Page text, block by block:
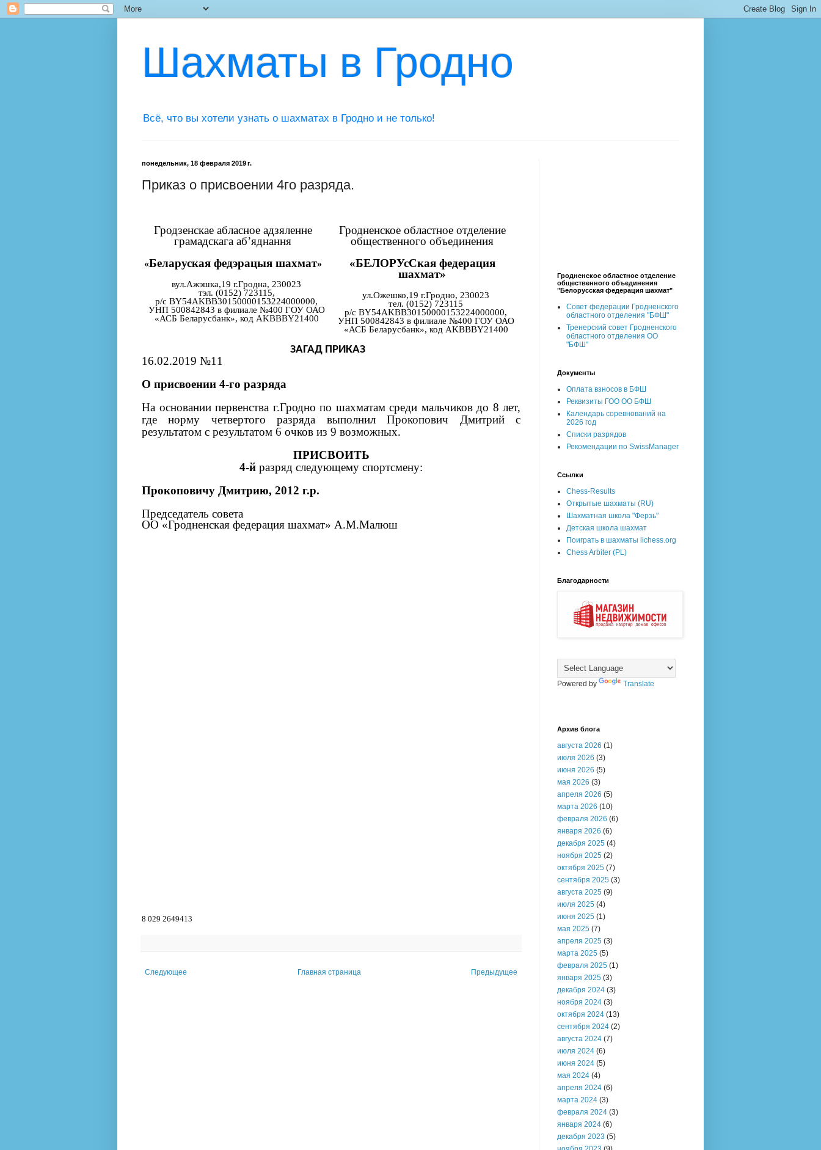
Шахматы в Гродно
Всё, что вы хотели узнать о шахматах в Гродно и не только!
понедельник, 18 февраля 2019 г.
Приказ о присвоении 4го разряда.
Гродзенскае абласное адзяленне
грамадскага аб’яднання
«Беларуская федэрацыя шахмат»
вул.Ажэшка,19 г.Гродна, 230023
тэл. (0152) 723115,
р/с BY54AKBB30150000153224000000,
УНП 500842843 в филиале №400 ГОУ ОАО
«АСБ Беларусбанк», код AKBBBY21400
Гродненское областное отделение
общественного объединения
«БЕЛОРУсСкая федерация
шахмат»
ул.Ожешко,19 г.Гродно, 230023
тел. (0152) 723115
р/с BY54AKBB30150000153224000000,
УНП 500842843 в филиале №400 ГОУ ОАО
«АСБ Беларусбанк», код AKBBBY21400
ЗАГАД ПРИКАЗ
16.02.2019 №11
О присвоении 4-го разряда
На основании первенства г.Гродно по шахматам среди мальчиков до 8 лет,
где норму четвертого разряда выполнил Прокопович Дмитрий с
результатом с результатом 6 очков из 9 возможных.
ПРИСВОИТЬ
4-й разряд следующему спортсмену:
Прокоповичу Дмитрию, 2012 г.р.
Председатель совета
ОО «Гродненская федерация шахмат» А.М.Малюш
8 029 2649413
Следующее Предыдущее
Главная страница
Гродненское областное отделение
общественного объединения
"Белорусская федерация шахмат"
Совет федерации Гродненского
областного отделения "БФШ"
Тренерский совет Гродненского
областного отделения ОО
"БФШ"
Документы
Оплата взносов в БФШ
Реквизиты ГОО ОО БФШ
Календарь соревнований на
2026 год
Списки разрядов
Рекомендации по SwissManager
Ссылки
Chess-Results
Открытые шахматы (RU)
Шахматная школа "Ферзь"
Детская школа шахмат
Поиграть в шахматы lichess.org
Chess Arbiter (PL)
Благодарности
Powered by Translate
Архив блога
августа 2026 (1)
июля 2026 (3)
июня 2026 (5)
мая 2026 (3)
апреля 2026 (5)
марта 2026 (10)
февраля 2026 (6)
января 2026 (6)
декабря 2025 (4)
ноября 2025 (2)
октября 2025 (7)
сентября 2025 (3)
августа 2025 (9)
июля 2025 (4)
июня 2025 (1)
мая 2025 (7)
апреля 2025 (3)
марта 2025 (5)
февраля 2025 (1)
января 2025 (3)
декабря 2024 (3)
ноября 2024 (3)
октября 2024 (13)
сентября 2024 (2)
августа 2024 (7)
июля 2024 (6)
июня 2024 (5)
мая 2024 (4)
апреля 2024 (6)
марта 2024 (3)
февраля 2024 (3)
января 2024 (6)
декабря 2023 (5)